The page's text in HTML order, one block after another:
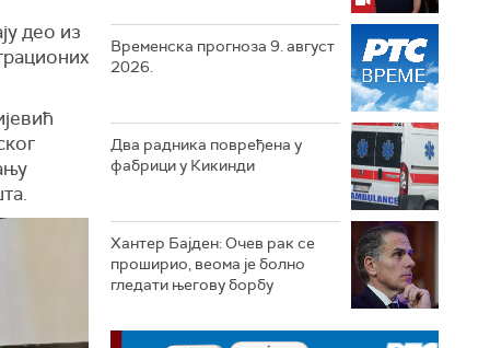
део из
Временска прогноза 9. август
2026.
Два радника повређена у
фабрици у Кикинди
Хантер Бајден: Очев рак се
проширио, веома је болно
гледати његову борбу